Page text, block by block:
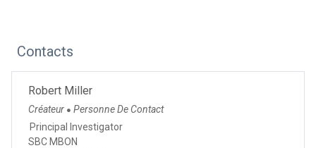
Contacts
Robert Miller
Créateur ● Personne De Contact
Principal Investigator
SBC MBON